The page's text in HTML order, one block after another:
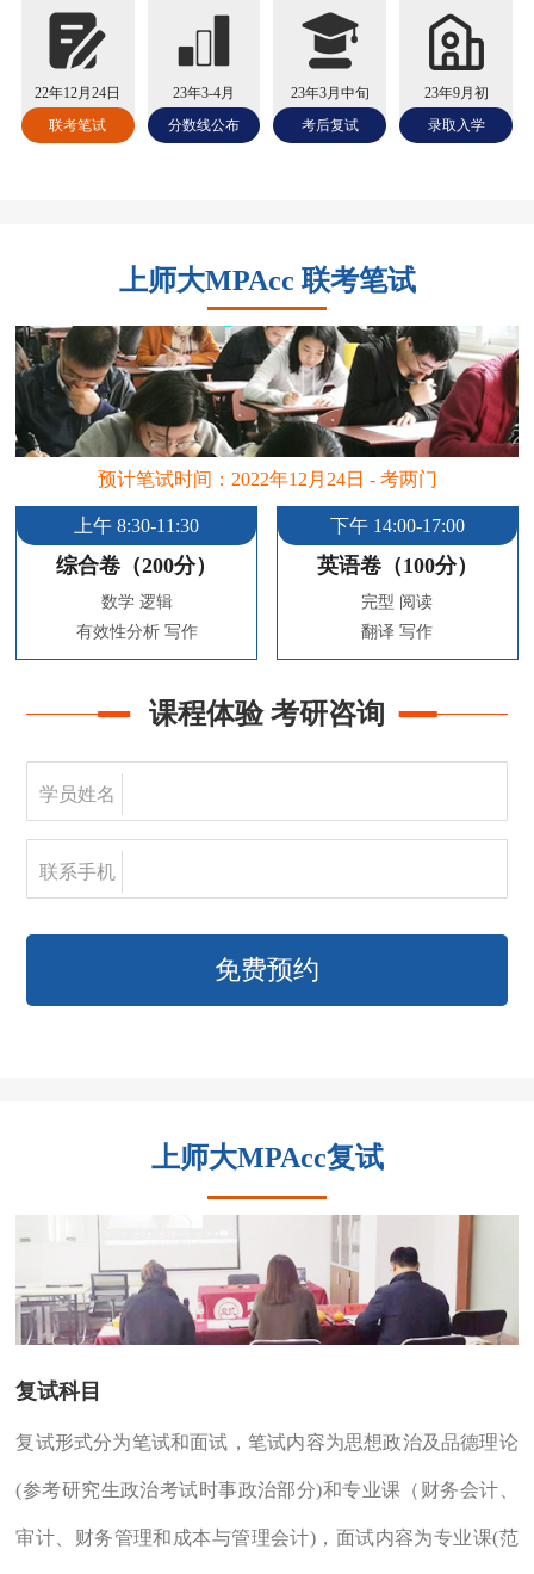
22年12月24日
联考笔试
23年3-4月
分数线公布
23年3月中旬
考后复试
23年9月初
录取入学
上师大MPAcc 联考笔试
预计笔试时间：2022年12月24日 - 考两门
上午 8:30-11:30
综合卷（200分）
数学 逻辑
有效性分析 写作
下午 14:00-17:00
英语卷（100分）
完型 阅读
翻译 写作
课程体验 考研咨询
学员姓名
联系手机
免费预约
上师大MPAcc复试
复试科目
复试形式分为笔试和面试，笔试内容为思想政治及品德理论
(参考研究生政治考试时事政治部分)和专业课（财务会计、
审计、财务管理和成本与管理会计)，面试内容为专业课(范